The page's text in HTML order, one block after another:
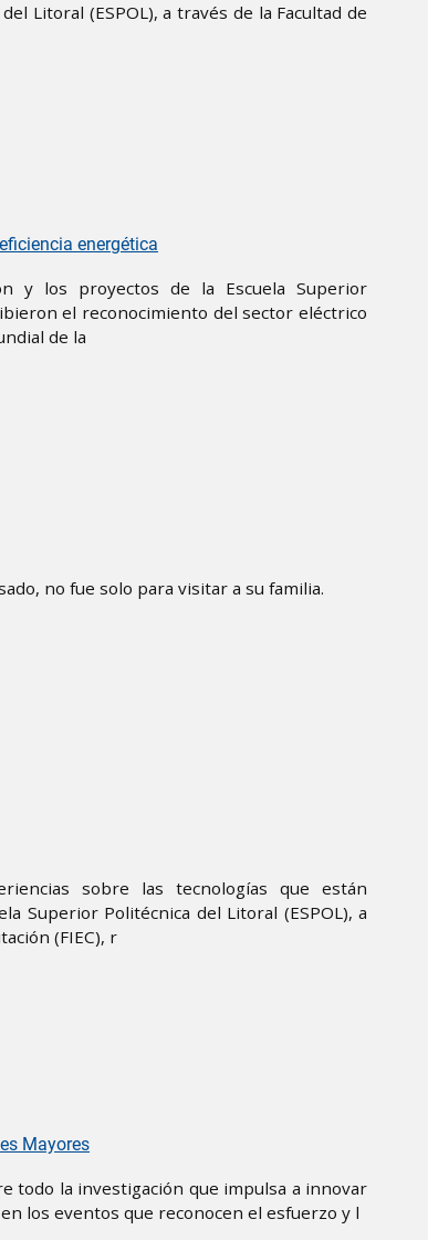
Litoral (ESPOL), a través de la Facultad de
energética
y los proyectos de la Escuela Superior
el reconocimiento del sector eléctrico
de la
no fue solo para visitar a su familia.
sobre las tecnologías que están
Superior Politécnica del Litoral (ESPOL), a
(FIEC), r
Mayores
todo la investigación que impulsa a innovar
los eventos que reconocen el esfuerzo y l